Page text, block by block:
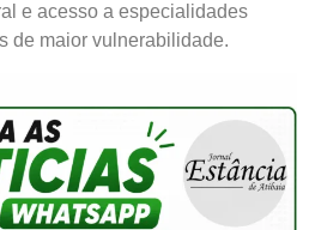
e acesso a especialidades
de maior vulnerabilidade.